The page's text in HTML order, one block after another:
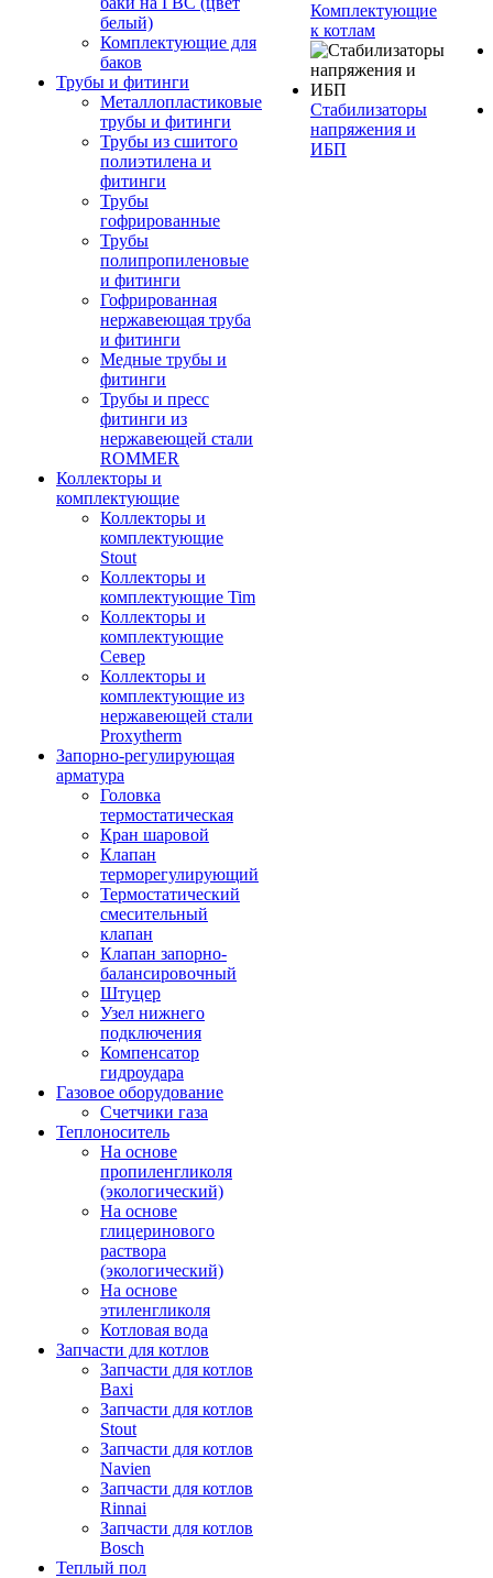
белый)
Комплектующие для
баков
Трубы и фитинги
Металлопластиковые
трубы и фитинги
Трубы из сшитого
полиэтилена и
фитинги
Трубы
гофрированные
Трубы
полипропиленовые
и фитинги
Гофрированная
нержавеющая труба
и фитинги
Медные трубы и
фитинги
Трубы и пресс
фитинги из
нержавеющей стали
ROMMER
Коллекторы и
комплектующие
Коллекторы и
комплектующие
Stout
Коллекторы и
комплектующие Tim
Коллекторы и
комплектующие
Север
Коллекторы и
комплектующие из
нержавеющей стали
Proxytherm
Запорно-регулирующая
арматура
Головка
термостатическая
Кран шаровой
Клапан
терморегулирующий
Термостатический
смесительный
клапан
Клапан запорно-
балансировочный
Штуцер
Узел нижнего
подключения
Компенсатор
гидроудара
Газовое оборудование
Счетчики газа
Теплоноситель
На основе
пропиленгликоля
(экологический)
На основе
глицеринового
раствора
(экологический)
На основе
этиленгликоля
Котловая вода
Запчасти для котлов
Запчасти для котлов
Baxi
Запчасти для котлов
Stout
Запчасти для котлов
Navien
Запчасти для котлов
Rinnai
Запчасти для котлов
Bosch
Теплый пол
Комплектующие
к котлам
Стабилизаторы
напряжения и
ИБП